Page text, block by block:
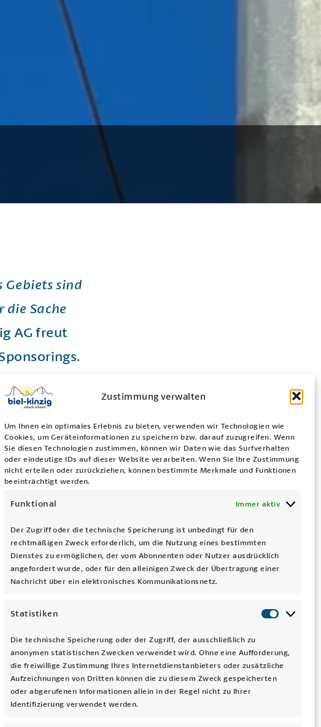
Zustimmung verwalten
Um Ihnen ein optimales Erlebnis zu bieten, verwenden wir Technologien wie
Cookies, um Geräteinformationen zu speichern bzw. darauf zuzugreifen. Wenn
Sie diesen Technologien zustimmen, können wir Daten wie das Surfverhalten
oder eindeutige IDs auf dieser Website verarbeiten. Wenn Sie Ihre Zustimmung
nicht erteilen oder zurückziehen, können bestimmte Merkmale und Funktionen
beeinträchtigt werden.
Funktional Immer aktiv
Der Zugriff oder die technische Speicherung ist unbedingt für den
rechtmäßigen Zweck erforderlich, um die Nutzung eines bestimmten
Dienstes zu ermöglichen, der vom Abonnenten oder Nutzer ausdrücklich
angefordert wurde, oder für den alleinigen Zweck der Übertragung einer
Nachricht über ein elektronisches Kommunikationsnetz.
Statistiken
Die technische Speicherung oder der Zugriff, der ausschließlich zu
anonymen statistischen Zwecken verwendet wird. Ohne eine Aufforderung,
die freiwillige Zustimmung Ihres Internetdienstanbieters oder zusätzliche
Aufzeichnungen von Dritten können die zu diesem Zweck gespeicherten
oder abgerufenen Informationen allein in der Regel nicht zu Ihrer
Identifizierung verwendet werden.
sind
Sache
AG freut